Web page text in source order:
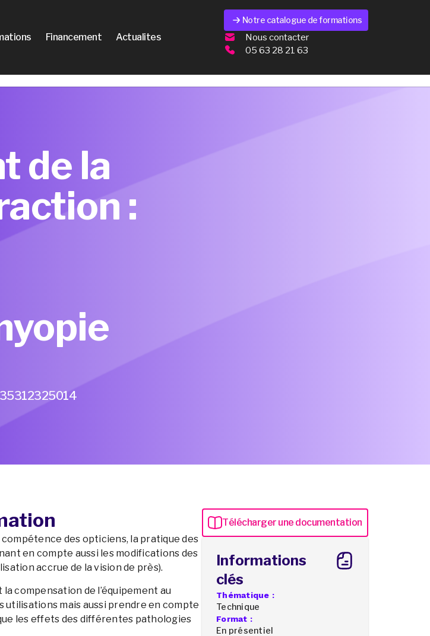
Financement Actualites
Notre catalogue de formations
Nous contacter
05 63 28 21 63
de la
:
35312325014
des opticiens, la pratique des
en compte aussi les modifications des
accrue de la vision de près).
compensation de l’équipement au
mais aussi prendre en compte
les effets des différentes pathologies
Té écharger une d ocumentation
Informations
clés
Thématique :
Technique
Format :
En présentiel